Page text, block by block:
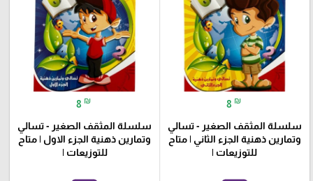
8 ₪
سلسلة المثقف الصغير - تسالي
وتمارين ذهنية الجزء الثاني | متاح
للتوزيعات |
8 ₪
سلسلة المثقف الصغير - تسالي
وتمارين ذهنية الجزء الاول | متاح
للتوزيعات |